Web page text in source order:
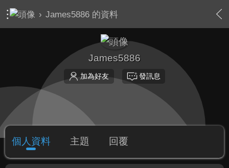
› James5886 的資料
James5886
加為好友 發訊息
個人資料 主題 回覆